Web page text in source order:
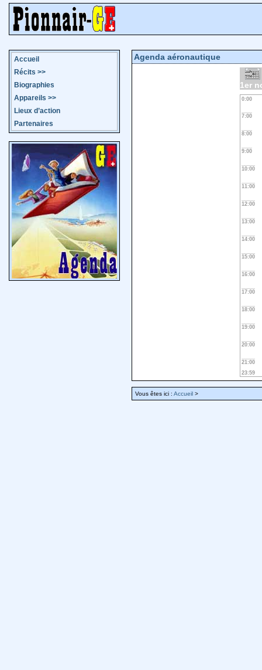
Accueil
Récits >>
Biographies
Appareils >>
Lieux d’action
Partenaires
Agenda aéronautique
1er
0:00
7:00
8:00
9:00
10:00
11:00
12:00
13:00
14:00
15:00
16:00
17:00
18:00
19:00
20:00
21:00
23:59
Vous êtes ici : Accueil >